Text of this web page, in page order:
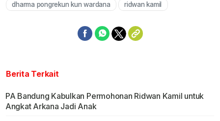
dharma pongrekun kun wardana ridwan kamil
Berita Terkait
PA Bandung Kabulkan Permohonan Ridwan Kamil untuk
Angkat Arkana Jadi Anak